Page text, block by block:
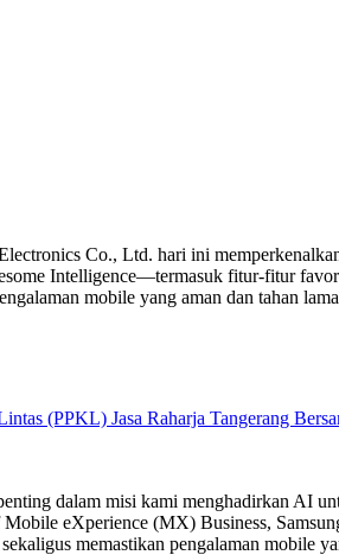
Co., Ltd. hari ini
Intelligence—termasuk fitur-fitur
mobile yang aman dan tahan
(PPKL) Jasa Raharja Tangerang
dalam misi kami menghadirkan AI
eXperience (MX) Business,
memastikan pengalaman mobile